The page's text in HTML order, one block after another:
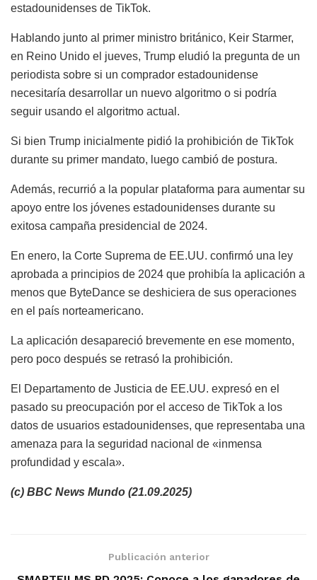
estadounidenses de TikTok.
Hablando junto al primer ministro británico, Keir Starmer,
en Reino Unido el jueves, Trump eludió la pregunta de un
periodista sobre si un comprador estadounidense
necesitaría desarrollar un nuevo algoritmo o si podría
seguir usando el algoritmo actual.
Si bien Trump inicialmente pidió la prohibición de TikTok
durante su primer mandato, luego cambió de postura.
Además, recurrió a la popular plataforma para aumentar su
apoyo entre los jóvenes estadounidenses durante su
exitosa campaña presidencial de 2024.
En enero, la Corte Suprema de EE.UU. confirmó una ley
aprobada a principios de 2024 que prohibía la aplicación a
menos que ByteDance se deshiciera de sus operaciones
en el país norteamericano.
La aplicación desapareció brevemente en ese momento,
pero poco después se retrasó la prohibición.
El Departamento de Justicia de EE.UU. expresó en el
pasado su preocupación por el acceso de TikTok a los
datos de usuarios estadounidenses, que representaba una
amenaza para la seguridad nacional de «inmensa
profundidad y escala».
(c) BBC News Mundo (21.09.2025)
Publicación anterior